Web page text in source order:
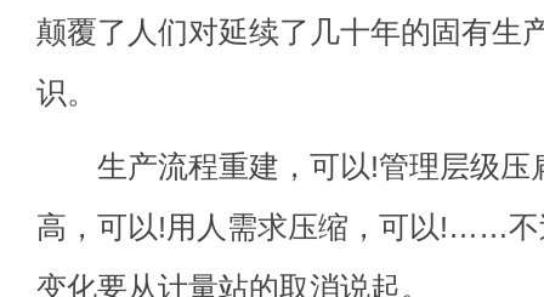
颠覆了人们对延续了几十年的固有生
识。
生产流程重建，可以!管理层级压
高，可以!用人需求压缩，可以!……不
变化要从计量站的取消说起。